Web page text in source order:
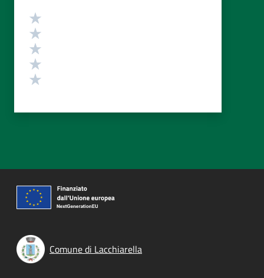
Valutazione
Comune di Lacchiarella